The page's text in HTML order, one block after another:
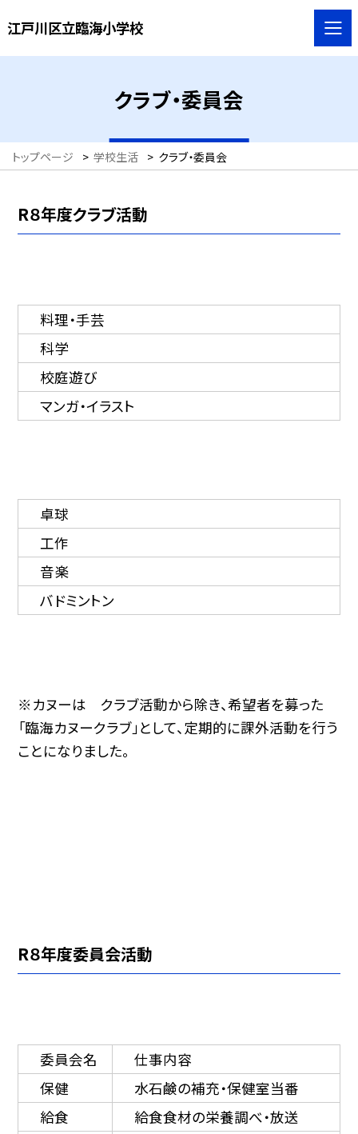
江戸川区立臨海小学校
クラブ・委員会
トップページ > 学校生活 > クラブ・委員会
R８年度クラブ活動
料理・手芸
科学
校庭遊び
マンガ・イラスト
卓球
工作
音楽
バドミントン
※カヌーは クラブ活動から除き、希望者を募った
「臨海カヌークラブ」として、定期的に課外活動を行う
ことになりました。
R８年度委員会活動
委員会名
仕事内容
保健
水石鹸の補充・保健室当番
給食
給食食材の栄養調べ・放送